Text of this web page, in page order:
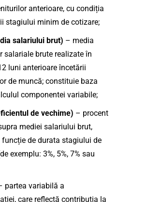
anterioare, cu condiția
stagiului minim de cotizare;
salariului brut) – media
salariale brute realizate în
luni anterioare încetării
de muncă; constituie baza
componentei variabile;
de vechime) – procent
mediei salariului brut,
de durata stagiului de
exemplu: 3%, 5%, 7% sau
partea variabilă a
care reflectă contribuția la